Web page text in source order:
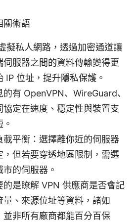
關術語
擬私人網路，透過加密通道讓
伺服器之間的資料傳輸變得更
IP 位址，提升隱私保護。
有 OpenVPN、WireGuard、
協定在速度、穩定性與裝置支
載平衡：選擇離你近的伺服器
，但若要穿透地區限制，需選
的伺服器。
的是瞭解 VPN 供應商是否會記
量、來源位址等資料，諸如
並非所有廠商都能百分百保